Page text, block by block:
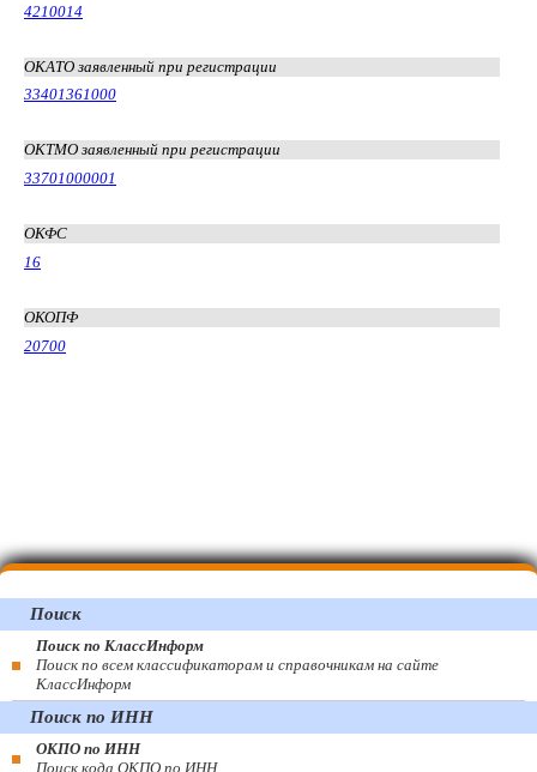
4210014
ОКАТО заявленный при регистрации
33401361000
ОКТМО заявленный при регистрации
33701000001
ОКФС
16
ОКОПФ
20700
Поиск
Поиск по КлассИнформ
Поиск по всем классификаторам и справочникам на сайте
КлассИнформ
Поиск по ИНН
ОКПО по ИНН
Поиск кода ОКПО по ИНН